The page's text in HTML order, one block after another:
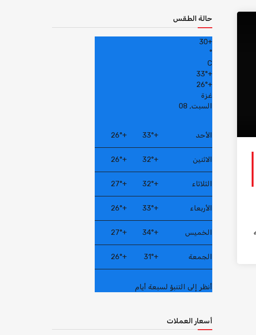
حالة الطقس
+
30
°
C
+
33°
+
26°
غزة
السبت, 08
الأحد +
33°
+
26°
الاثنين +
32°
+
26°
الثلاثاء +
32°
+
27°
الأربعاء +
33°
+
26°
الخميس +
34°
+
27°
الجمعة +
31°
+
26°
أنظر إلى التنبؤ لسبعة أيام
أسعار العملات